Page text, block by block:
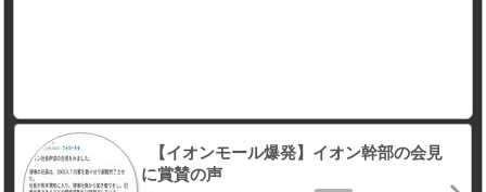
【イオンモール爆発】イオン幹部の会見
に賞賛の声